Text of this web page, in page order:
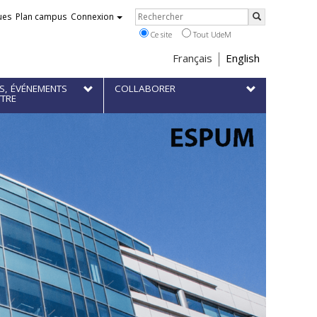
Choix
de
la
langue
Français English
Plan campus Connexion Rechercher
Ce site Tout UdeM
ÉVÉNEMENTS COLLABORER